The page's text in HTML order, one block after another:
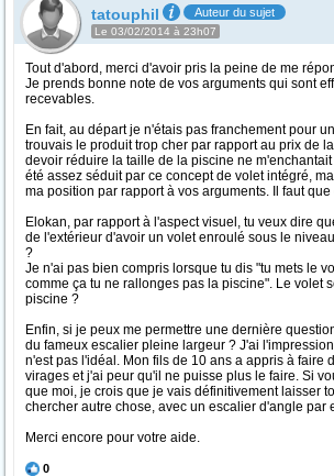
tatouphil Auteur du sujet
Le 03/02/2014 à 23h07
Tout d'abord, merci d'avoir pris la peine de me
Je prends bonne note de vos arguments qui sont
recevables.
En fait, au départ je n'étais pas franchement pour
trouvais le produit trop cher par rapport au prix de
devoir réduire la taille de la piscine ne
été assez séduit par ce concept de volet intégré,
ma position par rapport à vos arguments. Il faut
Elokan, par rapport à l'aspect visuel, tu veux dire
de l'extérieur d'avoir un volet enroulé sous le
?
Je n'ai pas bien compris lorsque tu dis "tu mets le
comme ça tu ne rallonges pas la piscine". Le volet
piscine ?
Enfin, si je peux me permettre une dernière
du fameux escalier pleine largeur ? J'ai
n'est pas l'idéal. Mon fils de 10 ans a appris à faire
virages et j'ai peur qu'il ne puisse plus le faire. Si
que moi, je crois que je vais définitivement laisser
chercher autre chose, avec un escalier d'angle par
Merci encore pour votre aide.
0